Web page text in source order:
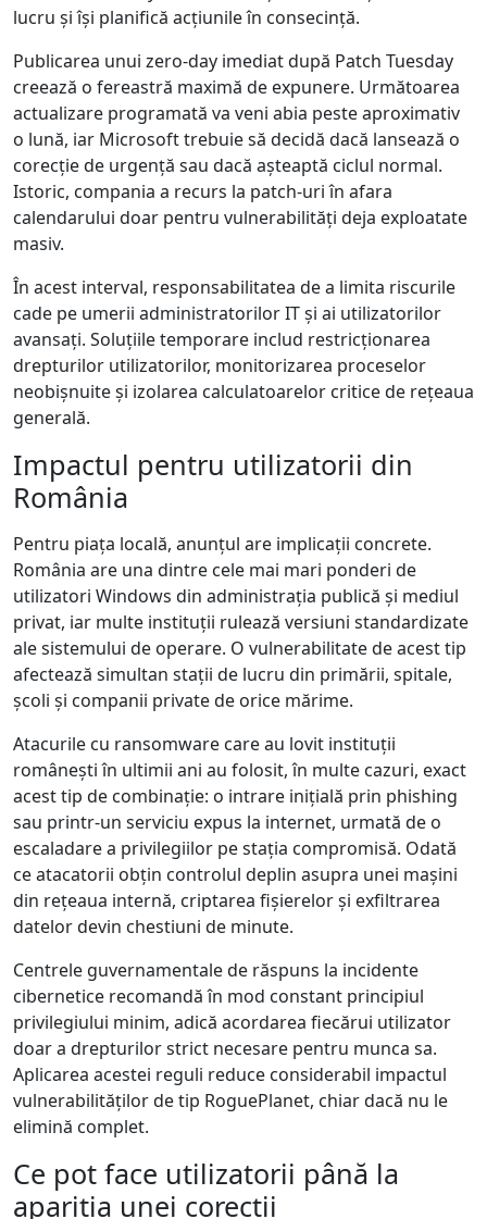
lucru și își planifică acțiunile în consecință.
Publicarea unui zero-day imediat după Patch Tuesday
creează o fereastră maximă de expunere. Următoarea
actualizare programată va veni abia peste aproximativ
o lună, iar Microsoft trebuie să decidă dacă lansează o
corecție de urgență sau dacă așteaptă ciclul normal.
Istoric, compania a recurs la patch-uri în afara
calendarului doar pentru vulnerabilități deja exploatate
masiv.
În acest interval, responsabilitatea de a limita riscurile
cade pe umerii administratorilor IT și ai utilizatorilor
avansați. Soluțiile temporare includ restricționarea
drepturilor utilizatorilor, monitorizarea proceselor
neobișnuite și izolarea calculatoarelor critice de rețeaua
generală.
Impactul pentru utilizatorii din
România
Pentru piața locală, anunțul are implicații concrete.
România are una dintre cele mai mari ponderi de
utilizatori Windows din administrația publică și mediul
privat, iar multe instituții rulează versiuni standardizate
ale sistemului de operare. O vulnerabilitate de acest tip
afectează simultan stații de lucru din primării, spitale,
școli și companii private de orice mărime.
Atacurile cu ransomware care au lovit instituții
românești în ultimii ani au folosit, în multe cazuri, exact
acest tip de combinație: o intrare inițială prin phishing
sau printr-un serviciu expus la internet, urmată de o
escaladare a privilegiilor pe stația compromisă. Odată
ce atacatorii obțin controlul deplin asupra unei mașini
din rețeaua internă, criptarea fișierelor și exfiltrarea
datelor devin chestiuni de minute.
Centrele guvernamentale de răspuns la incidente
cibernetice recomandă în mod constant principiul
privilegiului minim, adică acordarea fiecărui utilizator
doar a drepturilor strict necesare pentru munca sa.
Aplicarea acestei reguli reduce considerabil impactul
vulnerabilităților de tip RoguePlanet, chiar dacă nu le
elimină complet.
Ce pot face utilizatorii până la
apariția unei corecții